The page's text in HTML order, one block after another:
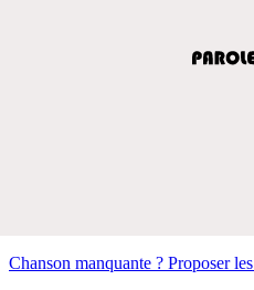
Chanson manquante ? Proposer